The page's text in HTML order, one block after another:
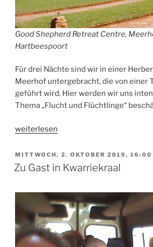
Good Shepherd Retreat Centre,
Hartbeespoort
Für drei Nächte sind wir in einer
Meerhof untergebracht, die von einer
geführt wird. Hier werden wir uns
Thema „Flucht und Flüchtlinge“
„One
in
Bangkok“
weiterlesen
VERÖFFENTLICHT
AM
MITTWOCH, 2. OKTOBER 2019, 16:00
Zu Gast in Kwarriekraal